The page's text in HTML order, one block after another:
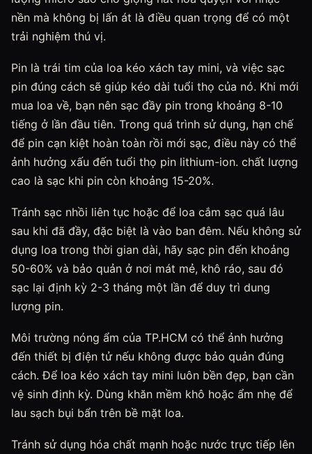
nền mà không bị lấn át là điều quan trọng để có một
trải nghiệm thú vị.
Pin là trái tim của loa kéo xách tay mini, và việc sạc
pin đúng cách sẽ giúp kéo dài tuổi thọ của nó. Khi mới
mua loa về, bạn nên sạc đầy pin trong khoảng 8-10
tiếng ở lần đầu tiên. Trong quá trình sử dụng, hạn chế
để pin cạn kiệt hoàn toàn rồi mới sạc, điều này có thể
ảnh hưởng xấu đến tuổi thọ pin lithium-ion. chất lượng
cao là sạc khi pin còn khoảng 15-20%.
Tránh sạc nhồi liên tục hoặc để loa cắm sạc quá lâu
sau khi đã đầy, đặc biệt là vào ban đêm. Nếu không sử
dụng loa trong thời gian dài, hãy sạc pin đến khoảng
50-60% và bảo quản ở nơi mát mẻ, khô ráo, sau đó
sạc lại định kỳ 2-3 tháng một lần để duy trì dung
lượng pin.
Môi trường nóng ẩm của TP.HCM có thể ảnh hưởng
đến thiết bị điện tử nếu không được bảo quản đúng
cách. Để loa kéo xách tay mini luôn bền đẹp, bạn cần
vệ sinh định kỳ. Dùng khăn mềm khô hoặc ẩm nhẹ để
lau sạch bụi bẩn trên bề mặt loa.
Tránh sử dụng hóa chất mạnh hoặc nước trực tiếp lên